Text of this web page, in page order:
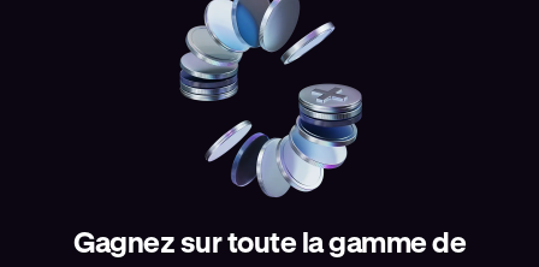
Gagnez sur toute la gamme de